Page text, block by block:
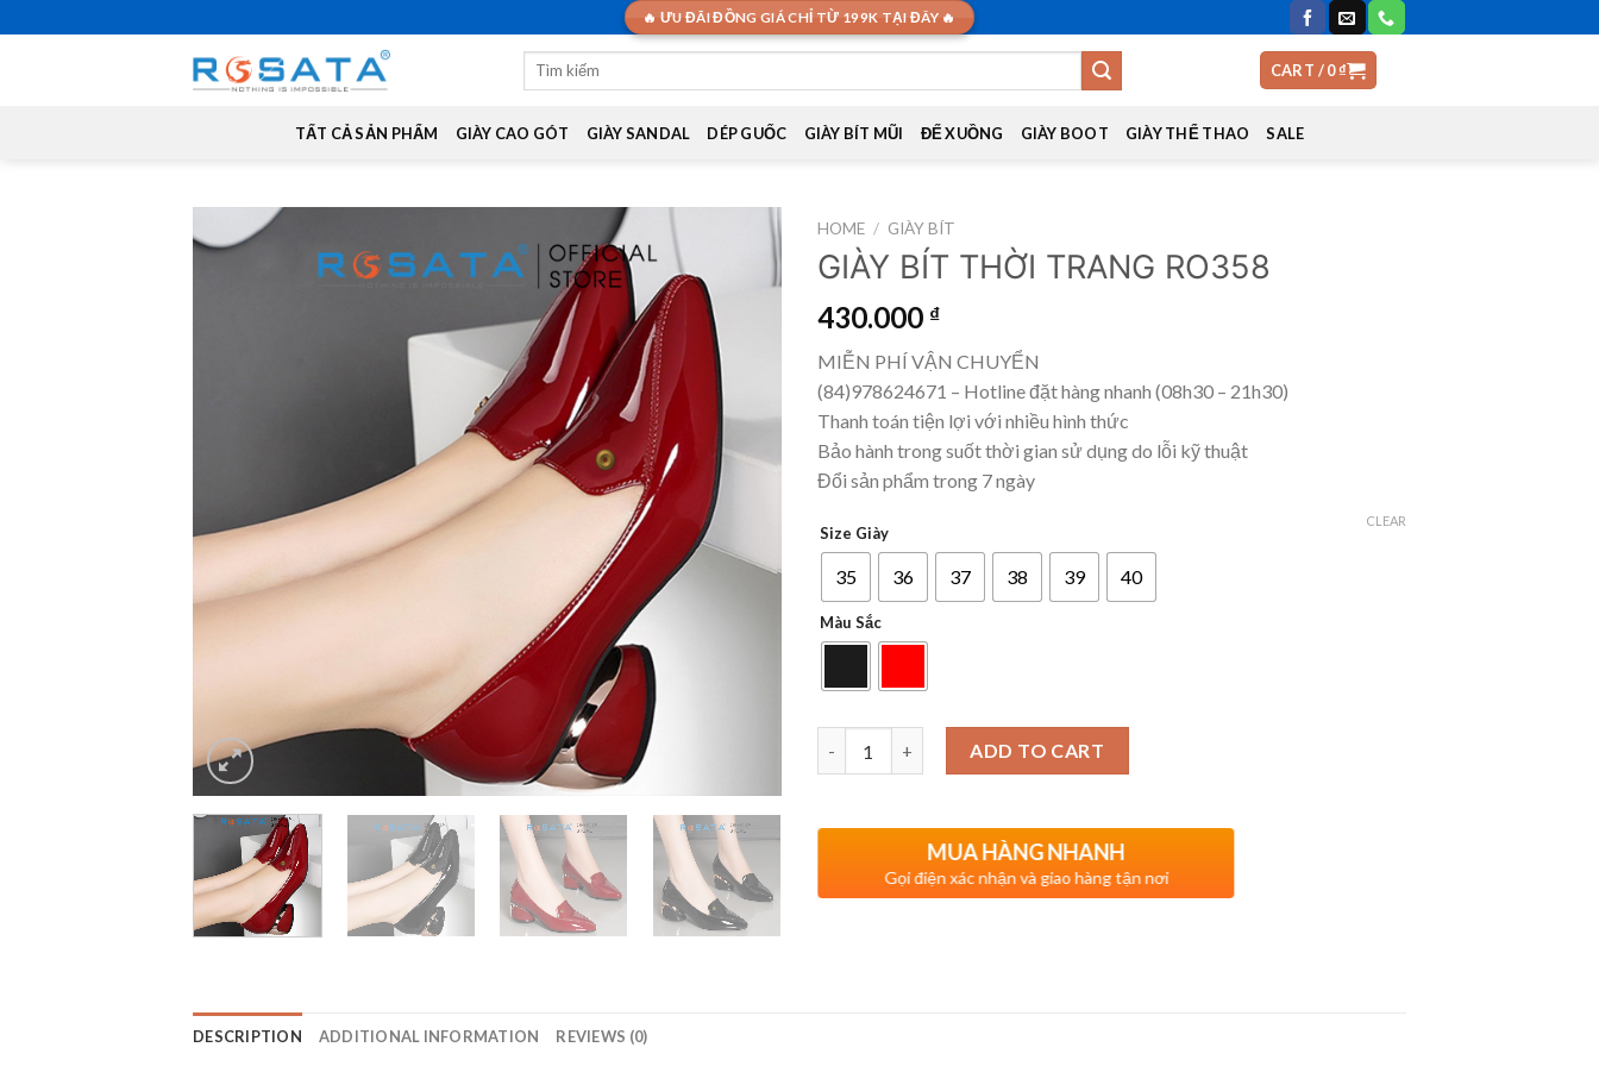
🔥 ƯU ĐÃI ĐỒNG GIÁ CHỈ TỪ 199K TẠI ĐÂY 🔥
Search
CART /0₫
TẤT CẢ SẢN PHẨM GIÀY CAO GÓT GIÀY SANDAL DÉP GUỐC GIÀY BÍT MŨI ĐẾ XUỒNG GIÀY BOOT GIÀY THỂ THAO SALE
HOME / GIÀY BÍT
GIÀY BÍT THỜI TRANG RO358
430.000 ₫
MIỄN PHÍ VẬN CHUYỂN
(84)978624671 – Hotline đặt hàng nhanh (08h30 – 21h30)
Thanh toán tiện lợi với nhiều hình thức
Bảo hành trong suốt thời gian sử dụng do lỗi kỹ thuật
Đổi sản phẩm trong 7 ngày
Size Giày
35 36 37 38 39 40
Màu Sắc
CLEAR
ADD TO CART
MUA HÀNG NHANH
Gọi điện xác nhận và giao hàng tận nơi
DESCRIPTION ADDITIONAL INFORMATION REVIEWS (0)